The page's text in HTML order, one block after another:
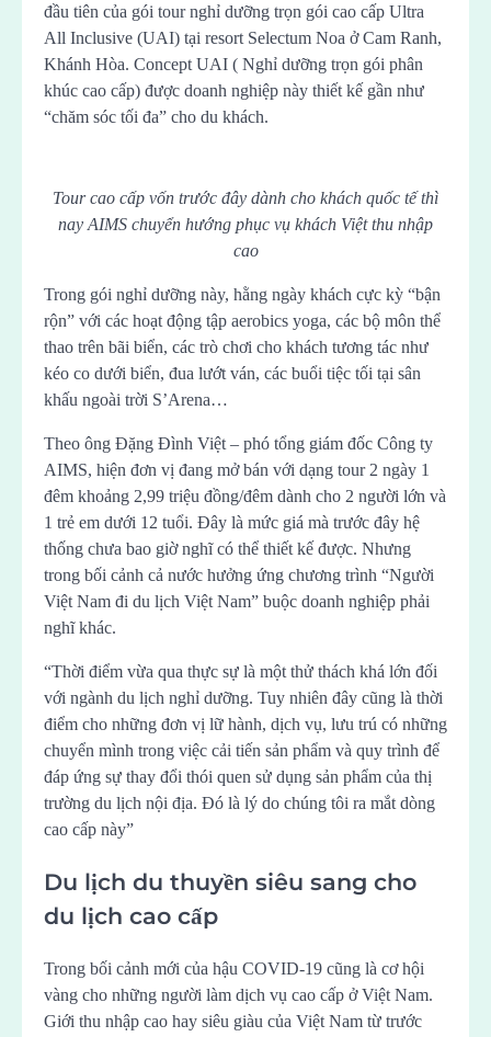
đầu tiên của gói tour nghỉ dưỡng trọn gói cao cấp Ultra
All Inclusive (UAI) tại resort Selectum Noa ở Cam Ranh,
Khánh Hòa. Concept UAI ( Nghỉ dưỡng trọn gói phân
khúc cao cấp) được doanh nghiệp này thiết kế gần như
“chăm sóc tối đa” cho du khách.
Tour cao cấp vốn trước đây dành cho khách quốc tế thì
nay AIMS chuyển hướng phục vụ khách Việt thu nhập
cao
Trong gói nghỉ dưỡng này, hằng ngày khách cực kỳ “bận
rộn” với các hoạt động tập aerobics yoga, các bộ môn thể
thao trên bãi biển, các trò chơi cho khách tương tác như
kéo co dưới biển, đua lướt ván, các buổi tiệc tối tại sân
khấu ngoài trời S’Arena…
Theo ông Đặng Đình Việt – phó tổng giám đốc Công ty
AIMS, hiện đơn vị đang mở bán với dạng tour 2 ngày 1
đêm khoảng 2,99 triệu đồng/đêm dành cho 2 người lớn và
1 trẻ em dưới 12 tuổi. Đây là mức giá mà trước đây hệ
thống chưa bao giờ nghĩ có thể thiết kế được. Nhưng
trong bối cảnh cả nước hưởng ứng chương trình “Người
Việt Nam đi du lịch Việt Nam” buộc doanh nghiệp phải
nghĩ khác.
“Thời điểm vừa qua thực sự là một thử thách khá lớn đối
với ngành du lịch nghỉ dưỡng. Tuy nhiên đây cũng là thời
điểm cho những đơn vị lữ hành, dịch vụ, lưu trú có những
chuyển mình trong việc cải tiến sản phẩm và quy trình để
đáp ứng sự thay đổi thói quen sử dụng sản phẩm của thị
trường du lịch nội địa. Đó là lý do chúng tôi ra mắt dòng
cao cấp này”
Du lịch du thuyền siêu sang cho
du lịch cao cấp
Trong bối cảnh mới của hậu COVID-19 cũng là cơ hội
vàng cho những người làm dịch vụ cao cấp ở Việt Nam.
Giới thu nhập cao hay siêu giàu của Việt Nam từ trước